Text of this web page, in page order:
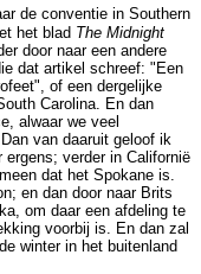
de conventie in Southern
het blad The Midnight
door naar een andere
dat artikel schreef: "Een
of een dergelijke
Carolina. En dan
alwaar we veel
van daaruit geloof ik
verder in Californië
dat het Spokane is.
en dan door naar Brits
om daar een afdeling te
voorbij is. En dan zal
winter in het buitenland